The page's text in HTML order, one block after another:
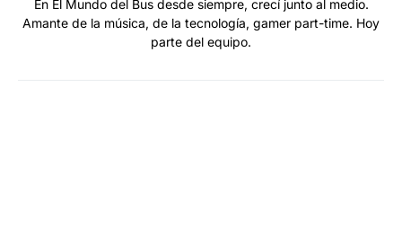
En El Mundo del Bus desde siempre, crecí junto al medio.
Amante de la música, de la tecnología, gamer part-time. Hoy
parte del equipo.